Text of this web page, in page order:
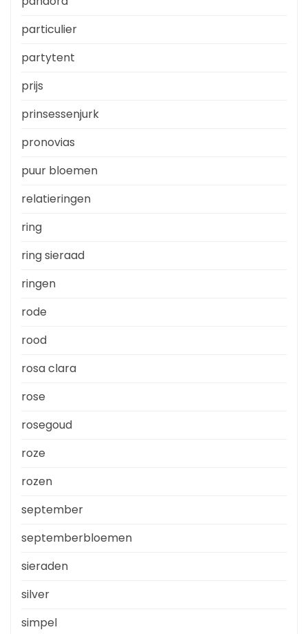
particulier
partytent
prijs
prinsessenjurk
pronovias
puur bloemen
relatieringen
ring
ring sieraad
ringen
rode
rood
rosa clara
rose
rosegoud
roze
rozen
september
septemberbloemen
sieraden
silver
simpel